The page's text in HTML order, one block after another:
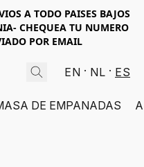
A TODO PAISES BAJOS
CHEQUEA TU NUMERO
POR EMAIL
EN NL ES
DE EMPANADAS